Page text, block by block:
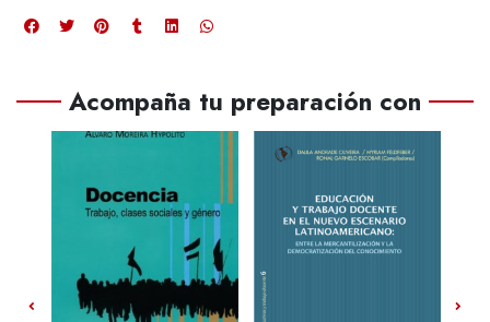
Acompaña tu preparación con